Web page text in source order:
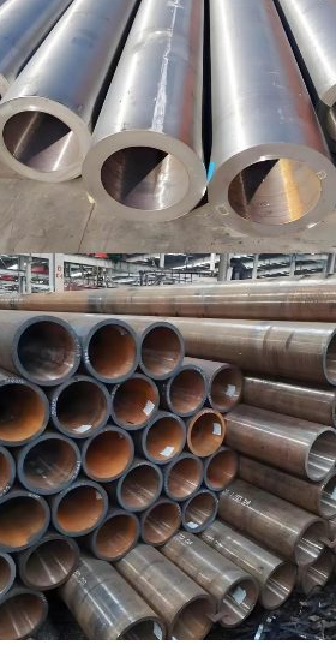
Çelik Kazan
Alaşımlı
Nikel
Nikel 200
Nikel 201
Alaşım L-